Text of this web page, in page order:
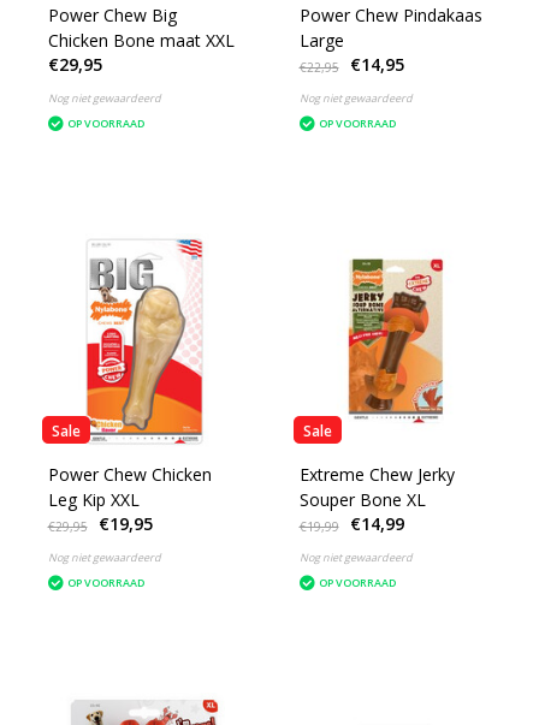
Power Chew Big
Chicken Bone maat XXL
€29,95
Nog niet gewaardeerd
OP VOORRAAD
Power Chew Pindakaas
Large
€22,95 €14,95
Nog niet gewaardeerd
OP VOORRAAD
Sale
Power Chew Chicken
Leg Kip XXL
€29,95 €19,95
Nog niet gewaardeerd
OP VOORRAAD
Sale
Extreme Chew Jerky
Souper Bone XL
€19,99 €14,99
Nog niet gewaardeerd
OP VOORRAAD